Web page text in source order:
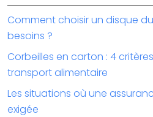
Comment choisir un disque
besoins ?
Corbeilles en carton : 4
transport alimentaire
Les situations où une
exigée